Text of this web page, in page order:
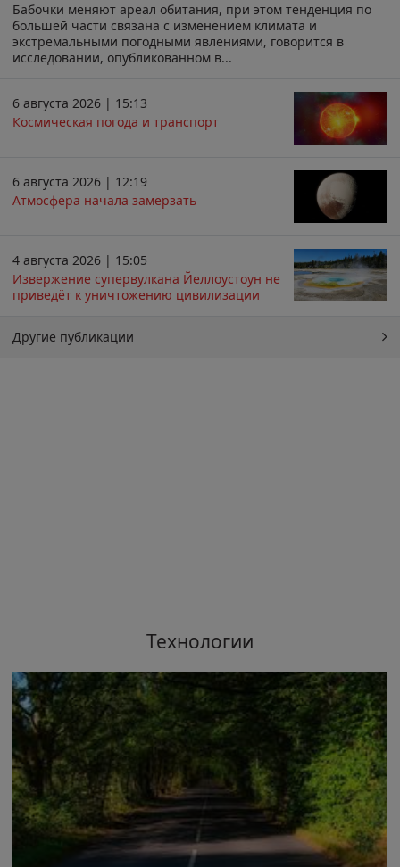
Бабочки меняют ареал обитания, при этом тенденция по
большей части связана с изменением климата и
экстремальными погодными явлениями, говорится в
исследовании, опубликованном в...
6 августа 2026 | 15:13
Космическая погода и транспорт
6 августа 2026 | 12:19
Атмосфера начала замерзать
4 августа 2026 | 15:05
Извержение супервулкана Йеллоустоун не
приведёт к уничтожению цивилизации
Другие публикации
Технологии